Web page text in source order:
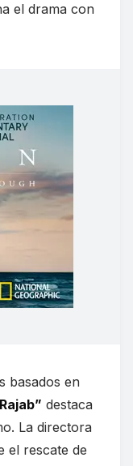
el drama con
basados en
destaca
La directora
el rescate de